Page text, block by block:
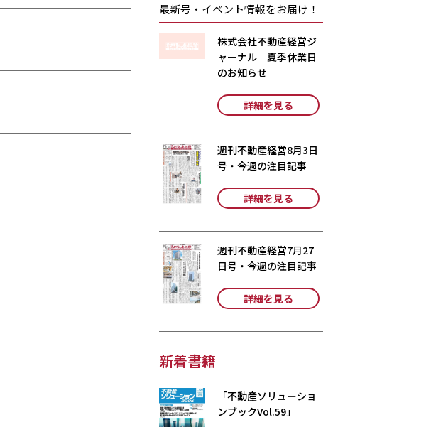
最新号・イベント情報をお届け！
株式会社不動産経営ジ
ャーナル 夏季休業日
のお知らせ
詳細を見る
週刊不動産経営8月3日
号・今週の注目記事
詳細を見る
週刊不動産経営7月27
日号・今週の注目記事
詳細を見る
新着書籍
「不動産ソリューショ
ンブックVol.59」